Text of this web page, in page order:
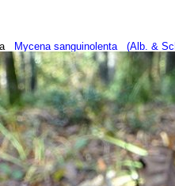
Mycena sanguinolenta (Alb. &